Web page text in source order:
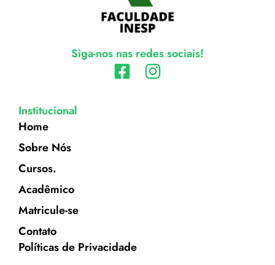
Siga-nos nas redes sociais!
Institucional
Home
Sobre Nós
Cursos.
Acadêmico
Matricule-se
Contato
Políticas de Privacidade